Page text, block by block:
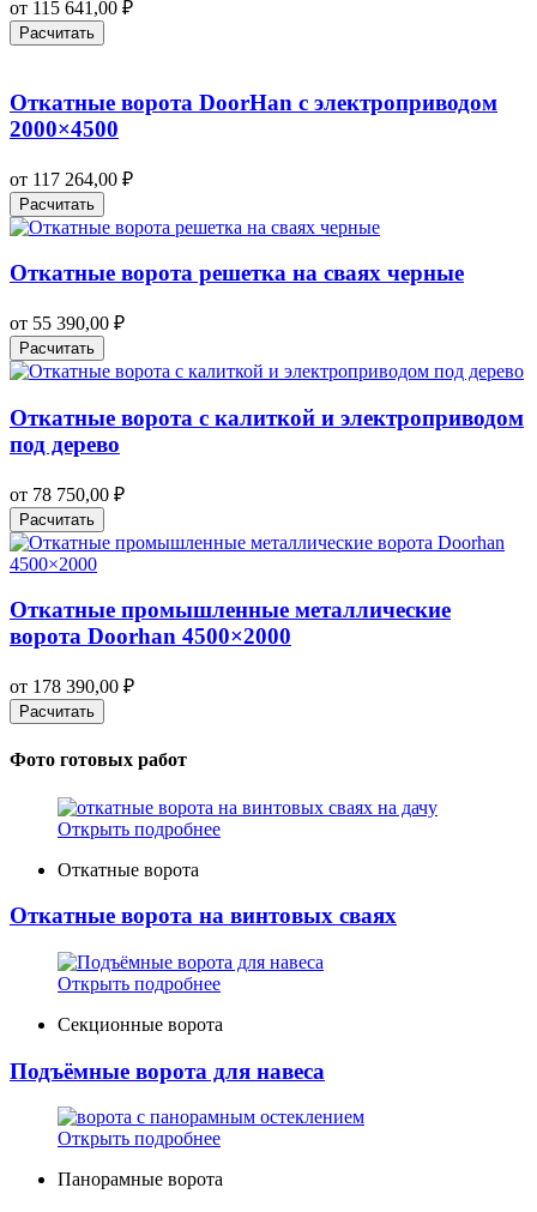
от 115 641,00 ₽
Расчитать
Откатные ворота DoorHan с электроприводом
2000×4500
от 117 264,00 ₽
Расчитать
Откатные ворота решетка на сваях черные
от 55 390,00 ₽
Расчитать
Откатные ворота с калиткой и электроприводом
под дерево
от 78 750,00 ₽
Расчитать
Откатные промышленные металлические
ворота Doorhan 4500×2000
от 178 390,00 ₽
Расчитать
Фото готовых работ
Открыть подробнее
Откатные ворота
Откатные ворота на винтовых сваях
Открыть подробнее
Секционные ворота
Подъёмные ворота для навеса
Открыть подробнее
Панорамные ворота